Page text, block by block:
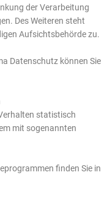
der Verarbeitung
Des Weiteren steht
Aufsichtsbehörde zu.
Datenschutz können Sie
statistisch
mit sogenannten
finden Sie in